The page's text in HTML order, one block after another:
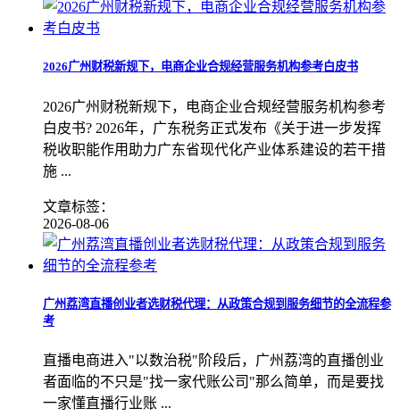
2026广州财税新规下，电商企业合规经营服务机构参考白皮书
2026广州财税新规下，电商企业合规经营服务机构参考
白皮书? 2026年，广东税务正式发布《关于进一步发挥
税收职能作用助力广东省现代化产业体系建设的若干措
施 ...
文章标签：
2026-08-06
广州荔湾直播创业者选财税代理：从政策合规到服务细节的全流程参
考
直播电商进入"以数治税"阶段后，广州荔湾的直播创业
者面临的不只是"找一家代账公司"那么简单，而是要找
一家懂直播行业账 ...